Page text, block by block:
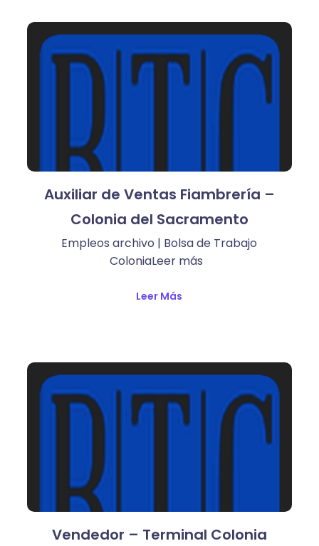
Auxiliar de Ventas Fiambrería –
Colonia del Sacramento
Empleos archivo | Bolsa de Trabajo
ColoniaLeer más ​
Leer Más
Vendedor – Terminal Colonia